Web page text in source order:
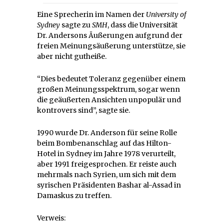
Eine Sprecherin im Namen der University of
Sydney sagte zuSMH, dass die Universität
Dr. Andersons Äußerungen aufgrund der
freien Meinungsäußerung unterstütze, sie
aber nicht gutheiße.
“Dies bedeutet Toleranz gegenüber einem
großen Meinungsspektrum, sogar wenn
die geäußerten Ansichten unpopulär und
kontrovers sind”, sagte sie.
1990 wurde Dr. Anderson für seine Rolle
beim Bombenanschlag auf das Hilton-
Hotel in Sydney im Jahre 1978 verurteilt,
aber 1991 freigesprochen. Er reiste auch
mehrmals nach Syrien, um sich mit dem
syrischen Präsidenten Bashar al-Assad in
Damaskus zu treffen.
Verweis: